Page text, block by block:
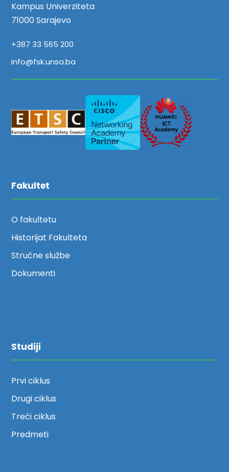
Kampus Univerziteta
71000 Sarajevo
+387 33 565 200
info@fsk.unsa.ba
Fakultet
O fakultetu
Historijat Fakulteta
Stručne službe
Dokumenti
Studiji
Prvi ciklus
Drugi ciklus
Treći ciklus
Predmeti